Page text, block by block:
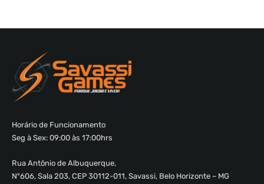
Horário de Funcionamento
Seg à Sex: 09:00 às 17:00hrs
Rua Antônio de Albuquerque,
Nº606, Sala 203, CEP 30112-011, Savassi, Belo Horizonte – MG